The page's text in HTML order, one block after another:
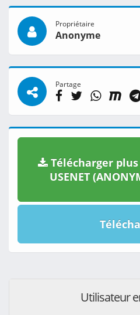
Propriétaire
Anonyme
Partage
Télécharger
USENET
Utilisateur